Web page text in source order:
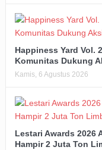
Happiness Yard Vol.
Komunitas Dukung
Kamis, 6 Agustus 2026
Lestari Awards 2026
Hampir 2 Juta Ton